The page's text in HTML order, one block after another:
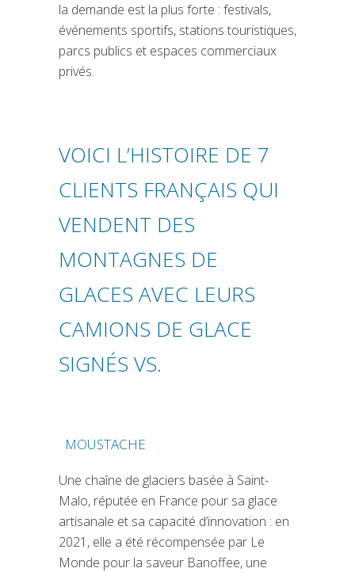
la demande est la plus forte : festivals,
événements sportifs, stations touristiques,
parcs publics et espaces commerciaux
privés.
VOICI L’HISTOIRE DE 7
CLIENTS FRANÇAIS QUI
VENDENT DES
MONTAGNES DE
GLACES AVEC LEURS
CAMIONS DE GLACE
SIGNÉS VS.
MOUSTACHE(SI APRE IN UNA NUOVA SCHEDA)
Une chaîne de glaciers basée à Saint-
Malo, réputée en France pour sa glace
artisanale et sa capacité d’innovation : en
2021, elle a été récompensée par Le
Monde pour la saveur Banoffee, une